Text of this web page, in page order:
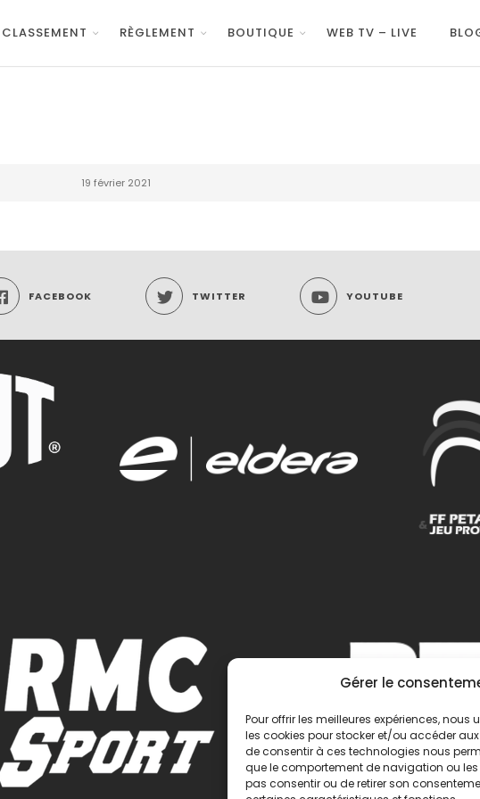
Gérer le
Pour offrir les meilleures expériences,
les cookies pour stocker et/ou accéder
de consentir à ces technologies nous
que le comportement de navigation ou les
pas consentir ou de retirer son
CLASSEMENT RÈGLEMENT BOUTIQUE WEB TV – LIVE
19 février 2021
FACEBOOK TWITTER YOUTUBE